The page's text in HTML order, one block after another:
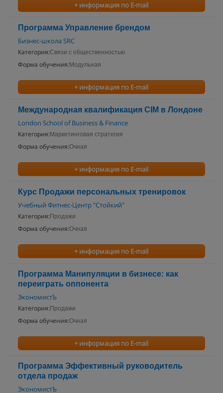
+ информация по E-mail
Программа Управление брендом
Бизнес-школа SRC
Категория:Связи с общественностью
Форма обучения: Модульная
+ информация по E-mail
Международная квалификация CIM в Лондоне
London School of Business & Finance
Категория: Маркетинговая стратегия
Форма обучения:Очная
+ информация по E-mail
Курс Продажи персональных тренировок
Учебный Фитнес-Центр "Стойкий"
Категория: Продажи
Форма обучения:Очная
+ информация по E-mail
Программа Манипуляции в бизнесе: как
переиграть оппонента
ЭкономистЪ
Категория: Продажи
Форма обучения:Очная
+ информация по E-mail
Программа Эффективный руководитель
отдела продаж
ЭкономистЪ